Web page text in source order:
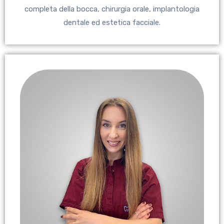
completa della bocca, chirurgia orale, implantologia
dentale ed estetica facciale.